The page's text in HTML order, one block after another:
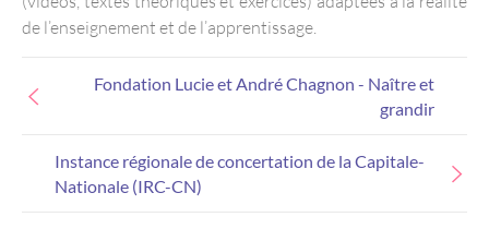
de l’enseignement et de l’apprentissage.
Instance régionale de concertation de la Capitale-
Nationale (IRC-CN)
Fondation Lucie et André Chagnon - Naître et
grandir